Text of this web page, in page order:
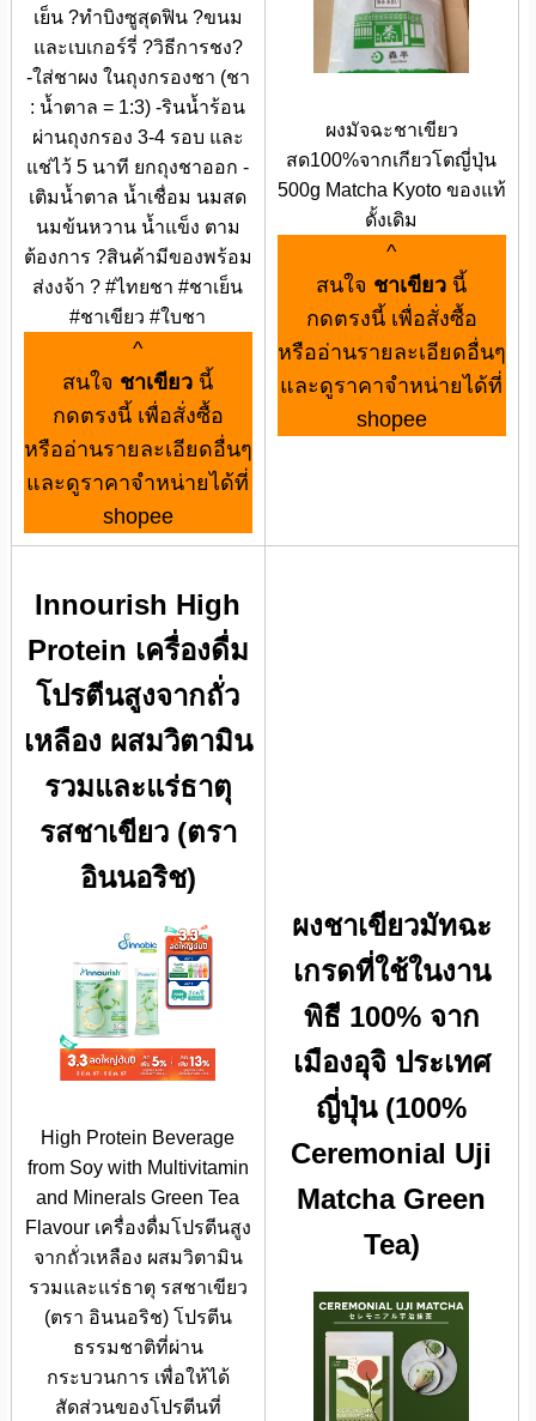
เย็น ?ทำบิงซูสุดฟิน ?ขนม
และเบเกอร์รี่ ?วิธีการชง?
-ใส่ชาผง ในถุงกรองชา (ชา
: น้ำตาล = 1:3) -รินน้ำร้อน
ผ่านถุงกรอง 3-4 รอบ และ
แช่ไว้ 5 นาที ยกถุงชาออก -
เติมน้ำตาล น้ำเชื่อม นมสด
นมข้นหวาน น้ำแข็ง ตาม
ต้องการ ?สินค้ามีของพร้อม
ส่งงจ้า ? #ไทยชา #ชาเย็น
#ชาเขียว #ใบชา
^
สนใจ ชาเขียว นี้
กดตรงนี้ เพื่อสั่งซื้อ
หรืออ่านรายละเอียดอื่นๆ
และดูราคาจำหน่ายได้ที่
shopee
ผงมัจฉะชาเขียว
สด100%จากเกียวโตญี่ปุ่น
500g Matcha Kyoto ของแท้
ดั้งเดิม
^
สนใจ ชาเขียว นี้
กดตรงนี้ เพื่อสั่งซื้อ
หรืออ่านรายละเอียดอื่นๆ
และดูราคาจำหน่ายได้ที่
shopee
Innourish High
Protein เครื่องดื่ม
โปรตีนสูงจากถั่ว
เหลือง ผสมวิตามิน
รวมและแร่ธาตุ
รสชาเขียว (ตรา
อินนอริช)
High Protein Beverage
from Soy with Multivitamin
and Minerals Green Tea
Flavour เครื่องดื่มโปรตีนสูง
จากถั่วเหลือง ผสมวิตามิน
รวมและแร่ธาตุ รสชาเขียว
(ตรา อินนอริช) โปรตีน
ธรรมชาติที่ผ่าน
กระบวนการ เพื่อให้ได้
สัดส่วนของโปรตีนที่
ผงชาเขียวมัทฉะ
เกรดที่ใช้ในงาน
พิธี 100% จาก
เมืองอุจิ ประเทศ
ญี่ปุ่น (100%
Ceremonial Uji
Matcha Green
Tea)